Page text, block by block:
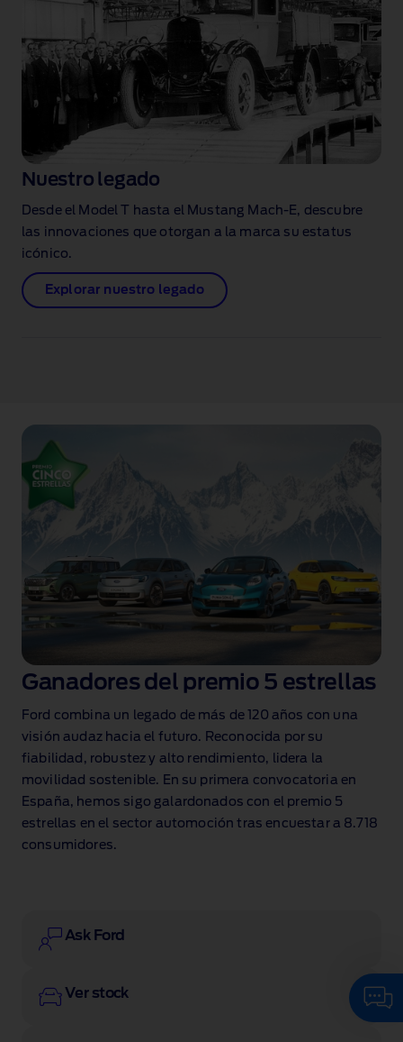
Nuestro legado
Desde el Model T hasta el Mustang Mach‑E, descubre
las innovaciones que otorgan a la marca su estatus
icónico.
Explorar nuestro legado
Ganadores del premio 5 estrellas
Ford combina un legado de más de 120 años con una
visión audaz hacia el futuro. Reconocida por su
fiabilidad, robustez y alto rendimiento, lidera la
movilidad sostenible. En su primera convocatoria en
España, hemos sigo galardonados con el premio 5
estrellas en el sector automoción tras encuestar a 8.718
consumidores.
Ask Ford
Ver stock